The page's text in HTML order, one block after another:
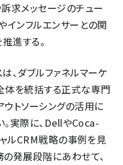
求メッセージのチュー
インフルエンサーとの関
進する。
、ダブルファネルマーケ
体を統括する正式な専門
トソーシングの活用に
実際に、DellやCoca-
ルCRM戦略の事例を見
発展段階にあわせて、